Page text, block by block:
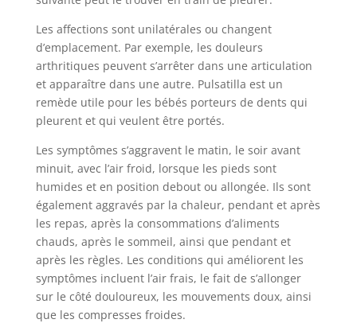
Les affections sont unilatérales ou changent
d’emplacement. Par exemple, les douleurs
arthritiques peuvent s’arrêter dans une articulation
et apparaître dans une autre. Pulsatilla est un
remède utile pour les bébés porteurs de dents qui
pleurent et qui veulent être portés.
Les symptômes s’aggravent le matin, le soir avant
minuit, avec l’air froid, lorsque les pieds sont
humides et en position debout ou allongée. Ils sont
également aggravés par la chaleur, pendant et après
les repas, après la consommations d’aliments
chauds, après le sommeil, ainsi que pendant et
après les règles. Les conditions qui améliorent les
symptômes incluent l’air frais, le fait de s’allonger
sur le côté douloureux, les mouvements doux, ainsi
que les compresses froides.